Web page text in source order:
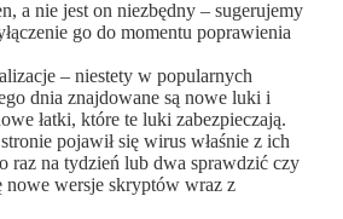
a nie jest on niezbędny – sugerujemy
go do momentu poprawienia
– niestety w popularnych
dnia znajdowane są nowe luki i
łatki, które te luki zabezpieczają.
pojawił się wirus właśnie z ich
raz na tydzień lub dwa sprawdzić czy
nowe wersje skryptów wraz z